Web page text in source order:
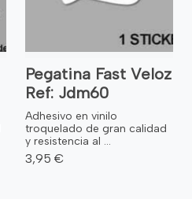
Pegatina Fast Veloz
Ref: Jdm60
Adhesivo en vinilo
troquelado de gran calidad
y resistencia al ...
3,95 €